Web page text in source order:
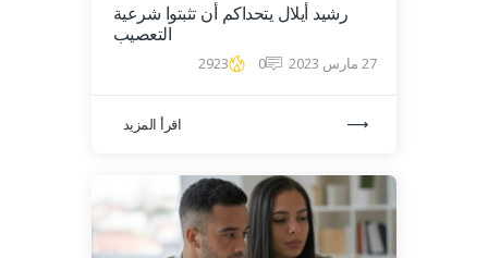
رشيد أيلال يتحداكم أن تثبتوا شرعية
التعصيب
27 مارس 2023 0
2923
اقرأ المزيد